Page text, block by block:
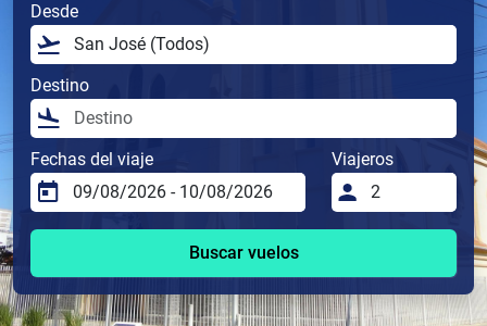
Desde
Destino
Fechas del viaje Viajeros
Buscar vuelos